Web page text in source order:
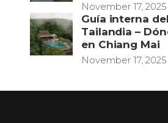
November 17, 2025
Guía interna
Tailandia –
en Chiang Mai
November 17, 2025